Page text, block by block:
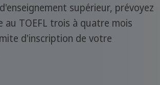
supérieur, prévoyez
au TOEFL trois à quatre mois
d'inscription de votre